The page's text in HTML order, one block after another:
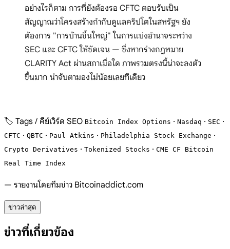
อย่างไรก็ตาม การที่ยังต้องรอ CFTC ตอบรับเป็น
สัญญาณว่าโครงสร้างกำกับดูแลคริปโตในสหรัฐฯ ยัง
ต้องการ "การบ้านชิ้นใหญ่" ในการแบ่งอำนาจระหว่าง
SEC และ CFTC ให้ชัดเจน — ซึ่งหากร่างกฎหมาย
CLARITY Act ผ่านสภาเมื่อใด ภาพรวมตรงนี้น่าจะลงตัว
ขึ้นมาก น่าจับตามองไม่น้อยเลยทีเดียว
🏷️ Tags / คีย์เวิร์ด SEO Bitcoin Index Options · Nasdaq · SEC ·
CFTC · QBTC · Paul Atkins · Philadelphia Stock Exchange ·
Crypto Derivatives · Tokenized Stocks · CME CF Bitcoin
Real Time Index
— รายงานโดยทีมข่าว Bitcoinaddict.com
ข่าวล่าสุด
ข่าวที่เกี่ยวข้อง